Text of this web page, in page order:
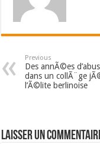
Previous
Des annÃ©es
dans un collÃ¨ge
l’Ã©lite berlinoise
Laisser un